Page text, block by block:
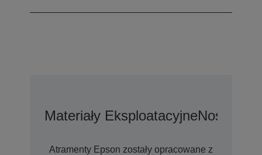
Materiały EksploatacyjneNośniki
Atramenty Epson zostały opracowane z